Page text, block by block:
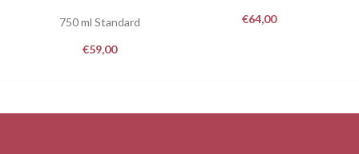
750 ml Standard
€59,00
€64,00